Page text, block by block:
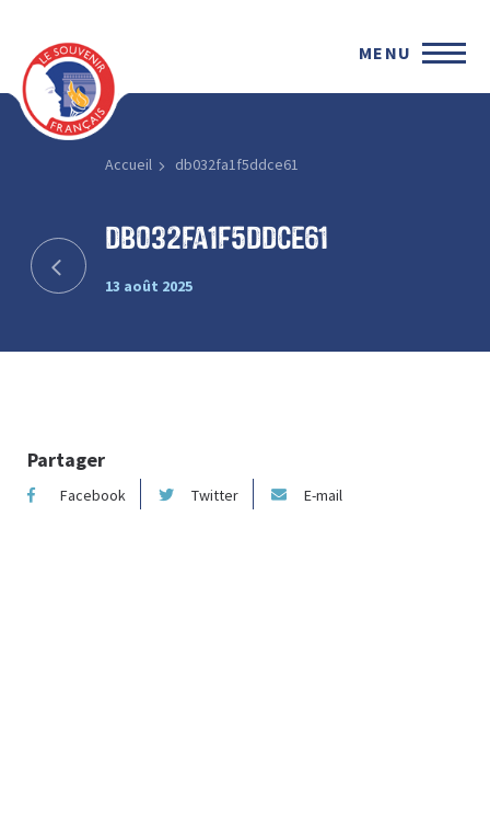
MENU
Accueil db032fa1f5ddce61
db032fa1f5ddce61
13 août 2025
Partager
Facebook Twitter E-mail